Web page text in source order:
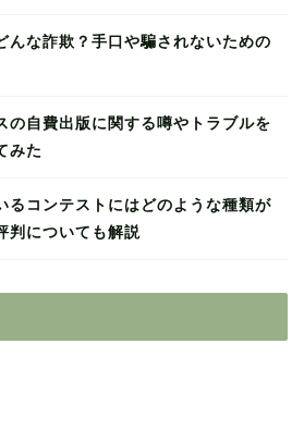
んな詐欺？手口や騙されないための
の自費出版に関する噂やトラブルを
みた
るコンテストにはどのような種類が
判についても解説